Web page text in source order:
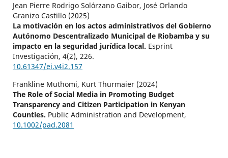
Jean Pierre Rodrigo Solórzano Gaibor, José Orlando
Granizo Castillo (2025)
La motivación en los actos administrativos del Gobierno
Autónomo Descentralizado Municipal de Riobamba y su
impacto en la seguridad jurídica local. Esprint
Investigación, 4(2), 226.
10.61347/ei.v4i2.157
Frankline Muthomi, Kurt Thurmaier (2024)
The Role of Social Media in Promoting Budget
Transparency and Citizen Participation in Kenyan
Counties. Public Administration and Development,
10.1002/pad.2081